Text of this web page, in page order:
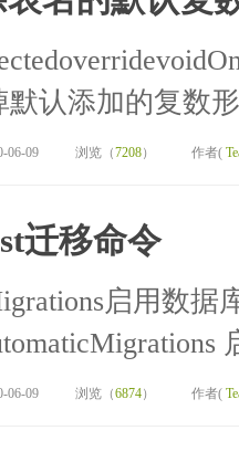
默认添加的复数
06-09 浏览（7208） 作者(
迁移命令
启用数据
06-09 浏览（6874） 作者(